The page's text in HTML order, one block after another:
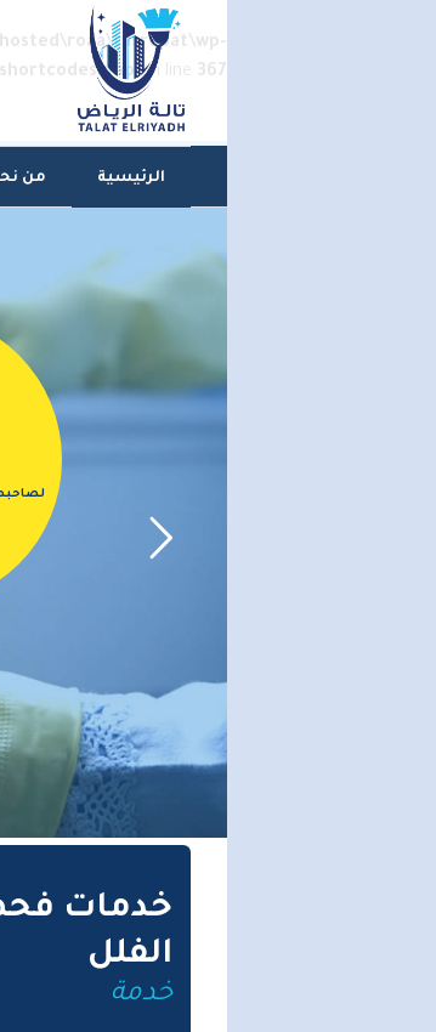
الرئيسية من
on line 367
خدمات
الفلل
خدمة